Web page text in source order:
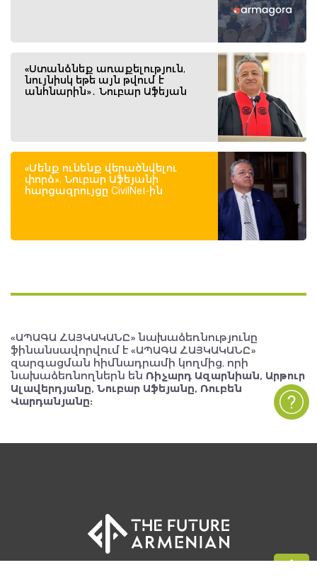
«Ստանձնեք առաքելություն,
նույնիսկ եթե այն թվում է
անհնարին»․ Նուբար Աֆեյան
«Մենք ունենք վերածնվելու
փորձ». Նուբար Աֆեյանի
հարցազրույցը CivilNet-ին
«ԱՊԱԳԱ ՀԱՅԿԱԿԱՆԸ» նախաձեռնությունը
ֆինանսավորվում է «ԱՊԱԳԱ ՀԱՅԿԱԿԱՆԸ»
զարգացման հիմնադրամի կողմից, որի
նախաձեռնողներն են Ռիչարդ Ազարնիան, Արթուր
Ալավերդյանը, Նուբար Աֆեյանը, Ռուբեն
Վարդանյանը: